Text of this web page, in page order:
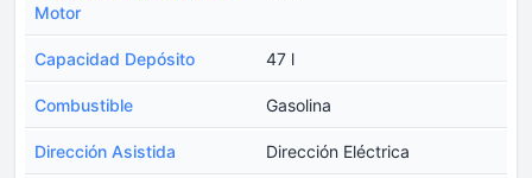
Motor
Capacidad Depósito 47 l
Combustible Gasolina
Dirección Asistida Dirección Eléctrica